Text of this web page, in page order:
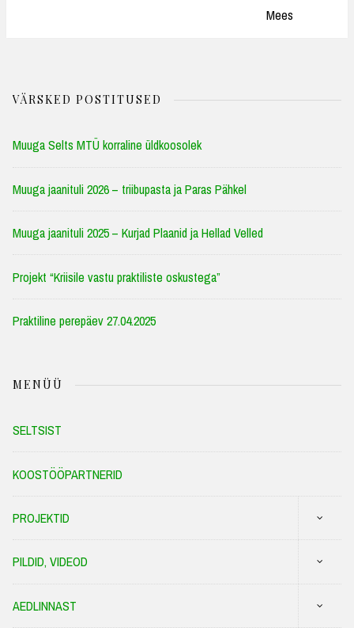
Mees
VÄRSKED POSTITUSED
Muuga Selts MTÜ korraline üldkoosolek
Muuga jaanituli 2026 – triibupasta ja Paras Pähkel
Muuga jaanituli 2025 – Kurjad Plaanid ja Hellad Velled
Projekt “Kriisile vastu praktiliste oskustega”
Praktiline perepäev 27.04.2025
MENÜÜ
SELTSIST
KOOSTÖÖPARTNERID
PROJEKTID
PILDID, VIDEOD
AEDLINNAST